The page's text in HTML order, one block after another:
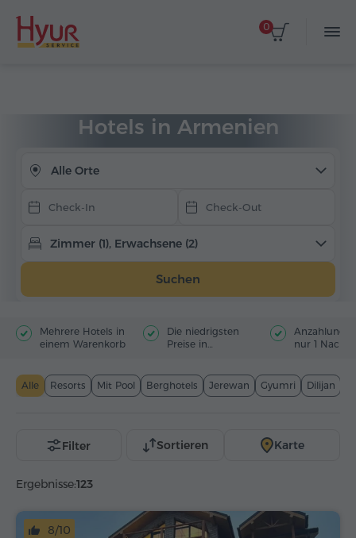
0
Hotels in Armenien
Alle Orte
Zimmer (1), Erwachsene (2)
Suchen
Mehrere Hotels in
einem Warenkorb
Die niedrigsten
Preise in
Anzahlung
nur 1 Nacht
Alle Resorts Mit Pool Berghotels Jerewan Gyumri Dilijan
Ergebnisse:123
Filter Sortieren Karte
8/10